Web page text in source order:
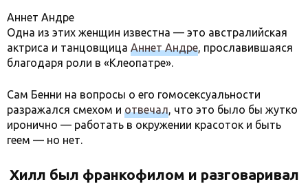
Аннет Андре
Одна из этих женщин известна — это австралийская
актриса и танцовщица Аннет Андре, прославившаяся
благодаря роли в «Клеопатре».
Сам Бенни на вопросы о его гомосексуальности
разражался смехом и отвечал, что это было бы жутко
иронично — работать в окружении красоток и быть
геем — но нет.
Хилл был франкофилом и разговаривал